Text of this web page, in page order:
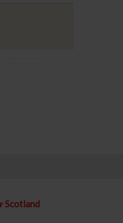
Scotland